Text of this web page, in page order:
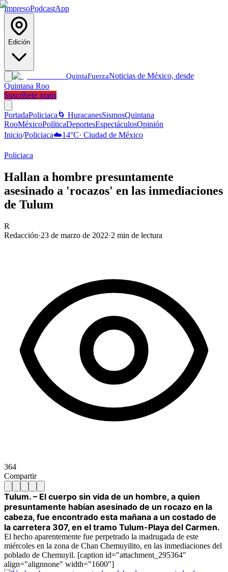
ImpresoPodcastApp
Edición
QuintaFuerzaNoticias de México, desde
Quintana Roo
Suscríbete gratis
PortadaPoliciaca 🌀 HuracanesSismosQuintana
RooMéxicoPolíticaDeportesEspectáculosOpinión
Inicio/Policiaca☁️14°C· Ciudad de México
Policiaca
Hallan a hombre presuntamente
asesinado a 'rocazos' en las inmediaciones
de Tulum
R
Redacción·23 de marzo de 2022·2 min de lectura
364
Compartir
Tulum. – El cuerpo sin vida de un hombre, a quien
presuntamente habían asesinado de un rocazo en la
cabeza, fue encontrado esta mañana a un costado de
la carretera 307, en el tramo Tulum-Playa del Carmen.
El hecho aparentemente fue perpetrado la madrugada de este
miércoles en la zona de Chan Chemuyilito, en las inmediaciones del
poblado de Chemuyil. [caption id="attachment_295364"
align="alignnone" width="1600"]